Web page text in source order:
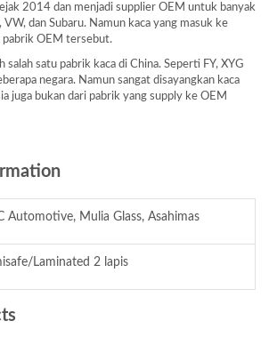
2014 dan menjadi supplier OEM untuk banyak
dan Subaru. Namun kaca yang masuk ke
pabrik OEM tersebut.
salah satu pabrik kaca di China. Seperti FY, XYG
negara. Namun sangat disayangkan kaca
juga bukan dari pabrik yang supply ke OEM
Automotive, Mulia Glass, Asahimas
Laminated 2 lapis